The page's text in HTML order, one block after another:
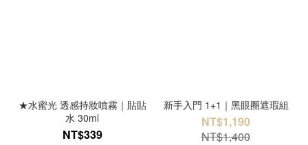
★水蜜光 透感持妝噴霧｜貼貼
水 30ml
NT$339
新手入門 1+1｜黑眼圈遮瑕組
NT$1,190
NT$1,400